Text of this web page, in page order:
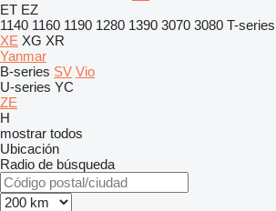
ET EZ
1140 1160 1190 1280 1390 3070 3080 T-series
XE XG XR
Yanmar
B-series SV Vio
U-series YC
ZE
H
mostrar todos
Ubicación
Radio de búsqueda